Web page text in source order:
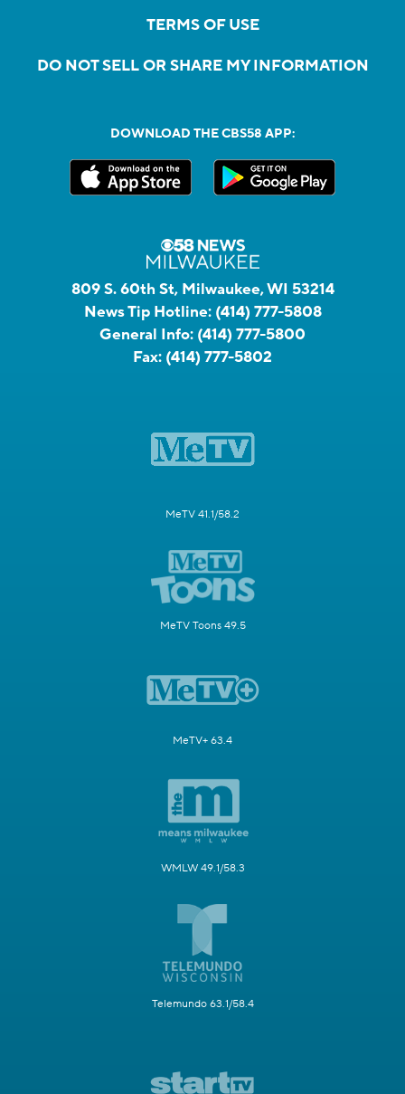
TERMS OF USE
DO NOT SELL OR SHARE MY INFORMATION
DOWNLOAD THE CBS58 APP:
809 S. 60th St, Milwaukee, WI 53214
News Tip Hotline: (414) 777-5808
General Info: (414) 777-5800
Fax: (414) 777-5802
MeTV 41.1/58.2
MeTV Toons 49.5
MeTV+ 63.4
WMLW 49.1/58.3
Telemundo 63.1/58.4